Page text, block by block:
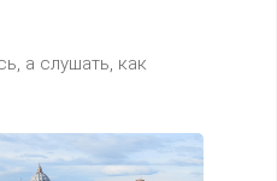
а слушать, как